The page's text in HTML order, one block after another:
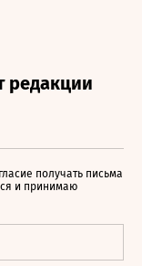
получать письма
и принимаю